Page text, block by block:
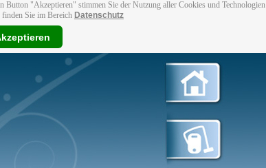
Button "Akzeptieren" stimmen Sie der Nutzung aller Cookies und Technologien
Sie im Bereich Datenschutz